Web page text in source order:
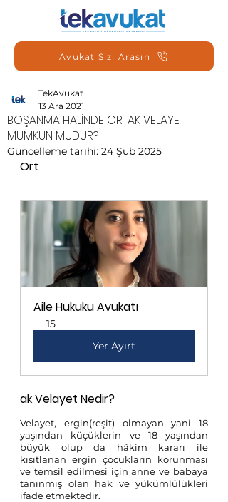
Avukat Sizi Arasın
BOŞANMA HALİNDE ORTAK VELAYET
MÜMKÜN MÜDÜR?
TekAvukat
13 Ara 2021
Güncelleme tarihi: 24 Şub 2025
Ort
Aile Hukuku Avukatı
15
Yer Ayırt
ak Velayet Nedir?
Velayet, ergin(reşit) olmayan yani 18
yaşından küçüklerin ve 18 yaşından
büyük olup da hâkim kararı ile
kısıtlanan ergin çocukların korunması
ve temsil edilmesi için anne ve babaya
tanınmış olan hak ve yükümlülükleri
ifade etmektedir.